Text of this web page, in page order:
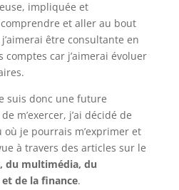
impliquée et
et aller au bout
j’aimerai être consultante en
car j’aimerai évoluer
suis donc une future
m’exercer, j’ai décidé de
je pourrais m’exprimer et
à travers des articles sur le
du multimédia, du
de la finance.